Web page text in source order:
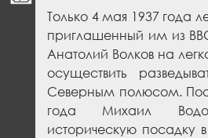
Только 4 мая 1937 года
приглашенный им из
Анатолий Волков на
осуществить
Северным полюсом.
года Михаил
историческую посадку